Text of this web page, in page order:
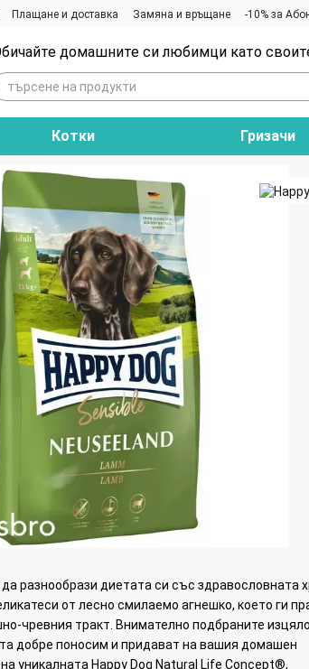
Плащане и доставка Замяна и връщане -10% за
домашните си любимци като
Котки Гризачи
разнообрази диетата си със здравословната
от лесно смилаемо агнешко, което ги
чревния тракт. Внимателно подбраните изцяло
добре поносим и придават на вашия домашен
уникалната Happy Dog Natural Life Concept®,